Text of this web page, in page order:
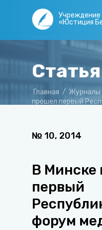
Учреждение
«Юстиция
Главная / Журналы
прошел первый
№ 10, 2014
В Минске
первый
форум